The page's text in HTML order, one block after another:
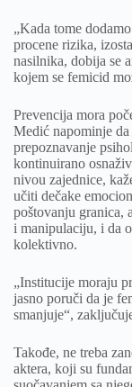
„Kada tome
procene rizika,
nasilnika, dobija se
kojem se femicid
Prevencija mora
Medić napominje
prepoznavanje
kontinuirano
nivou zajednice,
učiti dečake
poštovanju granica,
i manipulaciju, i da
kolektivno.
„Institucije moraju
jasno poruči da je
smanjuje“,
Takođe, ne treba
aktera, koji su